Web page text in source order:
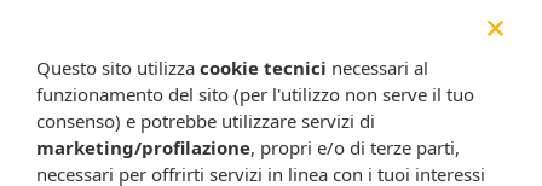
variata ed equilibrata e devono essere utilizzati nell’ambito
di uno stile di vita sano. Non superare la dose giornaliera
raccomandata. Il prodotto deve essere tenuto fuori dalla
portata dei bambini al di sotto dei tre anni di età.
Formato
×
Questo sito utilizza cookie tecnici necessari al
funzionamento del sito (per l'utilizzo non serve il tuo
consenso) e potrebbe utilizzare servizi di
marketing/profilazione, propri e/o di terze parti,
necessari per offrirti servizi in linea con i tuoi interessi